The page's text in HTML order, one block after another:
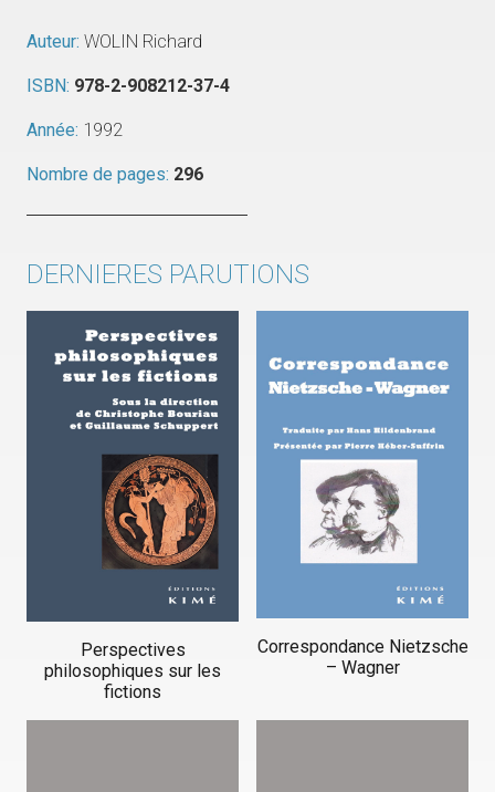
Auteur: WOLIN Richard
ISBN: 978-2-908212-37-4
Année: 1992
Nombre de pages: 296
DERNIERES PARUTIONS
Perspectives
philosophiques sur les
fictions
Correspondance Nietzsche
– Wagner